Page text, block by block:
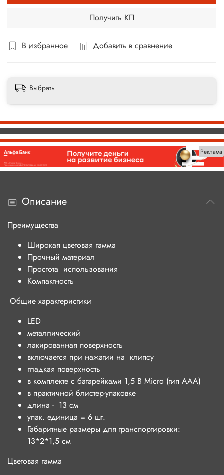
В избранное Добавить в сравнение
Получить КП
Выбрать
Реклама
Описание
Преимущества
​​​​​​​Широкая цветовая гамма
Прочный материал
Простота использования
Компактность
Общие характеристики
LED
металлический
лакированная поверхность
включается при нажатии на клипсу
гладкая поверхность
в комплекте с батарейками 1,5 В Micro (тип ААА)
в практичной блистер-упаковке
длина - 13 см
упак. единица = 6 шт.
Габаритные размеры для транспортировки:
13*2*1,5 см
Цветовая гамма